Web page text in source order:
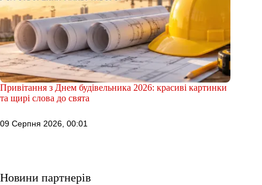
Привітання з Днем будівельника 2026: красиві картинки
та щирі слова до свята
09 Серпня 2026, 00:01
Новини партнерів